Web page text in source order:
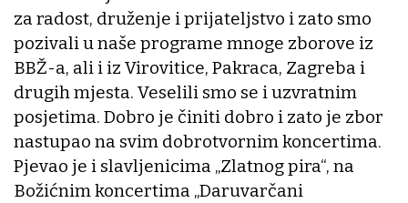
za radost, druženje i prijateljstvo i zato smo
pozivali u naše programe mnoge zborove iz
BBŽ-a, ali i iz Virovitice, Pakraca, Zagreba i
drugih mjesta. Veselili smo se i uzvratnim
posjetima. Dobro je činiti dobro i zato je zbor
nastupao na svim dobrotvornim koncertima.
Pjevao je i slavljenicima „Zlatnog pira“, na
Božićnim koncertima „Daruvarčani